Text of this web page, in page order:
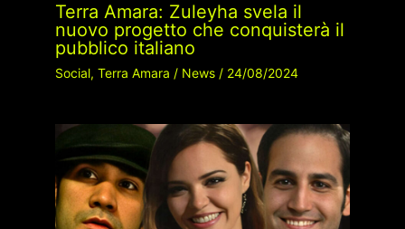
Terra Amara: Zuleyha svela il
nuovo progetto che conquisterà il
pubblico italiano
Social, Terra Amara / News/ 24/08/2024